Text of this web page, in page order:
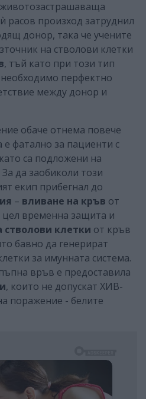
расов произход затруднил
донор, така че учените
на стволови клетки
, тъй като при този тип
перфектно
между донор и
обаче отнема повече
фатално за пациенти с
са подложени на
да заобиколи този
екип прибегнал до
– вливане на кръв от
временна защита и
стволови клетки от кръв
бавно да генерират
за имунната система.
връв е предоставила
, които не допускат ХИВ-
поражение - белите